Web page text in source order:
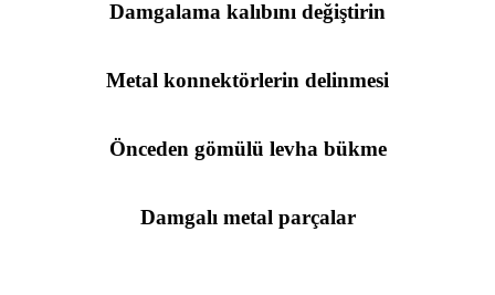
Damgalama kalıbını değiştirin
Metal konnektörlerin delinmesi
Önceden gömülü levha bükme
Damgalı metal parçalar